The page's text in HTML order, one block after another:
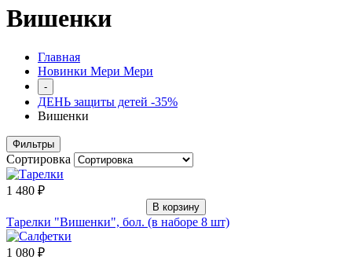
Вишенки
Главная
Новинки Мери Мери
-
ДЕНЬ защиты детей -35%
Вишенки
Фильтры
Сортировка
1 480 ₽
В корзину
Тарелки "Вишенки", бол. (в наборе 8 шт)
1 080 ₽